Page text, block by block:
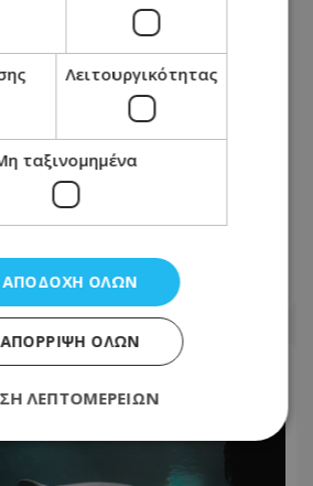
Ντέμης Χασάμπης
Λειτουργικότητας
ταξινομημένα
ΑΠΟΔΟΧΉ ΌΛΩΝ
ΑΠΌΡΡΙΨΗ ΌΛΩΝ
ΛΕΠΤΟΜΕΡΕΙΏΝ